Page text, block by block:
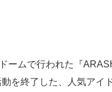
ネットの話題
ームで行われた『
を終了した、人気アイ